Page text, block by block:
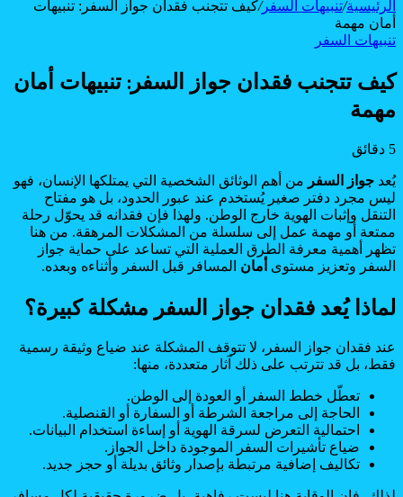
الرئيسية/تنبيهات السفر/كيف تتجنب فقدان جواز السفر: تنبيهات
أمان مهمة
تنبيهات السفر
كيف تتجنب فقدان جواز السفر: تنبيهات أمان
مهمة
5 دقائق
يُعد جواز السفر من أهم الوثائق الشخصية التي يمتلكها الإنسان، فهو
ليس مجرد دفتر صغير يُستخدم عند عبور الحدود، بل هو مفتاح
التنقل وإثبات الهوية خارج الوطن. ولهذا فإن فقدانه قد يحوّل رحلة
ممتعة أو مهمة عمل إلى سلسلة من المشكلات المرهقة. من هنا
تظهر أهمية معرفة الطرق العملية التي تساعد على حماية جواز
السفر وتعزيز مستوى أمان المسافر قبل السفر وأثناءه وبعده.
لماذا يُعد فقدان جواز السفر مشكلة كبيرة؟
عند فقدان جواز السفر، لا تتوقف المشكلة عند ضياع وثيقة رسمية
فقط، بل قد تترتب على ذلك آثار متعددة، منها:
تعطّل خطط السفر أو العودة إلى الوطن.
الحاجة إلى مراجعة الشرطة أو السفارة أو القنصلية.
احتمالية التعرض لسرقة الهوية أو إساءة استخدام البيانات.
ضياع تأشيرات السفر الموجودة داخل الجواز.
تكاليف إضافية مرتبطة بإصدار وثائق بديلة أو حجز جديد.